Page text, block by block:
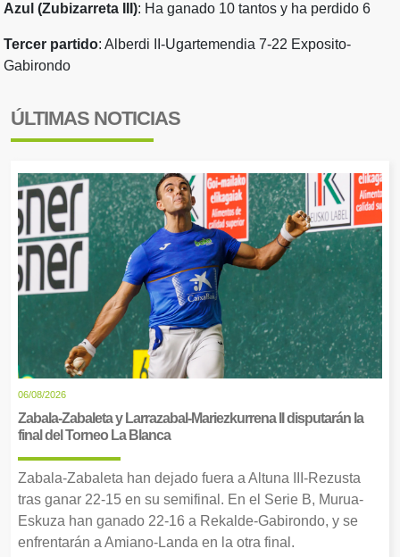
Azul (Zubizarreta III): Ha ganado 10 tantos y ha perdido 6
Tercer partido: Alberdi II-Ugartemendia 7-22 Exposito-
Gabirondo
ÚLTIMAS NOTICIAS
06/08/2026
Zabala-Zabaleta y Larrazabal-Mariezkurrena II disputarán la
final del Torneo La Blanca
Zabala-Zabaleta han dejado fuera a Altuna III-Rezusta
tras ganar 22-15 en su semifinal. En el Serie B, Murua-
Eskuza han ganado 22-16 a Rekalde-Gabirondo, y se
enfrentarán a Amiano-Landa en la otra final.